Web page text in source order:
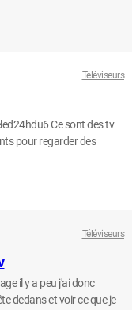
Téléviseurs
Ce sont des tv
pour regarder des
Téléviseurs
il y a peu j'ai donc
dedans et voir ce que je